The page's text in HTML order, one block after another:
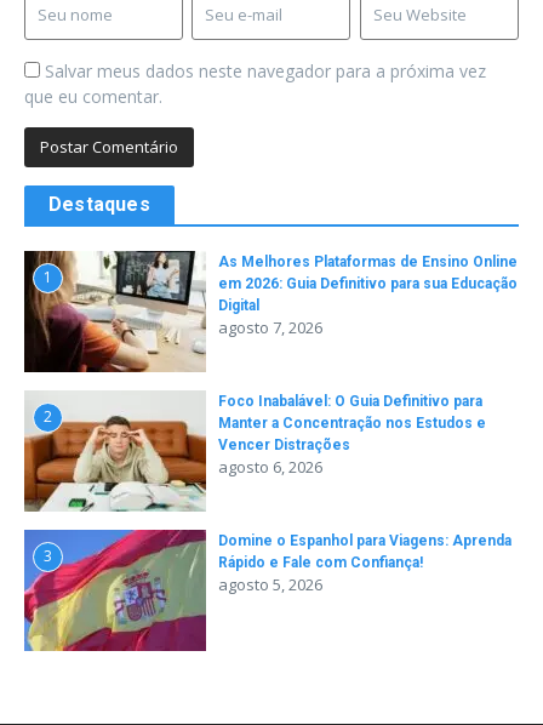
Salvar meus dados neste navegador para a próxima vez
que eu comentar.
Destaques
1
As Melhores Plataformas de Ensino Online
em 2026: Guia Definitivo para sua Educação
Digital
agosto 7, 2026
2
Foco Inabalável: O Guia Definitivo para
Manter a Concentração nos Estudos e
Vencer Distrações
agosto 6, 2026
3
Domine o Espanhol para Viagens: Aprenda
Rápido e Fale com Confiança!
agosto 5, 2026